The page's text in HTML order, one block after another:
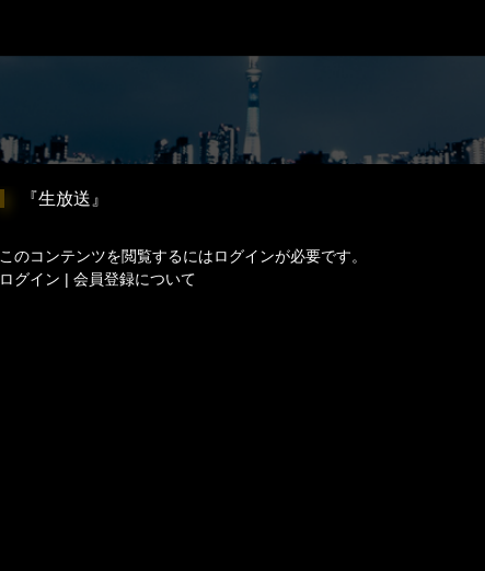
『生放送』
このコンテンツを閲覧するにはログインが必要です。
ログイン | 会員登録について